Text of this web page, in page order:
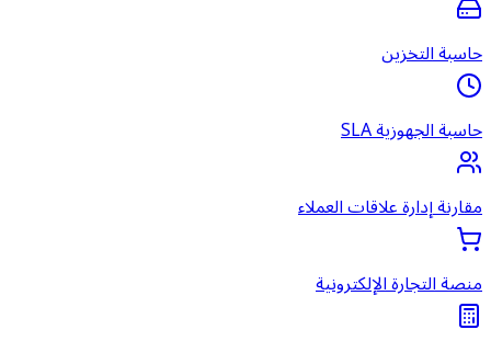
حاسبة التخزين
حاسبة الجهوزية SLA
مقارنة إدارة علاقات العملاء
منصة التجارة الإلكترونية